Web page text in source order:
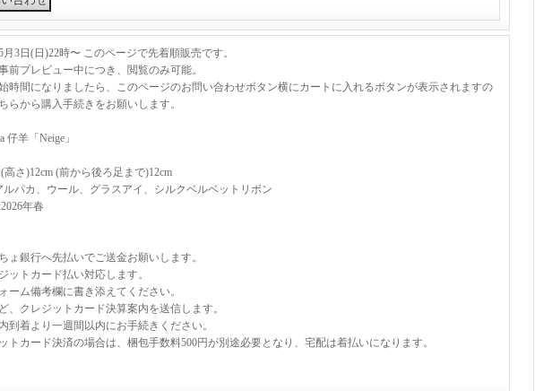
月3日(日)22時〜 このページで先着順販売です。
前プレビュー中につき、閲覧のみ可能。
時間になりましたら、このページのお問い合わせボタン横にカートに入れるボタンが表示されますの
らから購入手続きをお願いします。
仔羊「Neige」
高さ)12cm (前から後ろ足まで)12cm
ルパカ、ウール、グラスアイ、シルクベルベットリボン
年春
ょ銀行へ先払いでご送金お願いします。
ットカード払い対応します。
ーム備考欄に書き添えてください。
、クレジットカード決算案内を送信します。
到着より一週間以内にお手続きください。
トカード決済の場合は、梱包手数料500円が別途必要となり、宅配は着払いになります。